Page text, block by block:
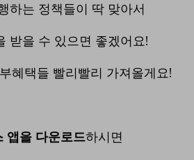
하는 정책들이 딱 맞아서
받을 수 있으면 좋겠어요!
혜택들 빨리빨리 가져올게요!
앱을 다운로드하시면